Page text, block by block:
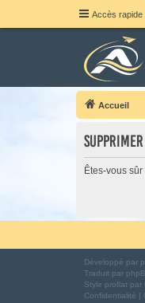
Accès rapide
Accueil
Êtes-vous
Développé par
Traduit par
Style proflat par
Confidentialité |